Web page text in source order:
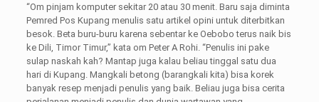
“Om pinjam komputer sekitar 20 atau 30 menit. Baru saja diminta
Pemred Pos Kupang menulis satu artikel opini untuk diterbitkan
besok. Beta buru-buru karena sebentar ke Oebobo terus naik bis
ke Dili, Timor Timur,” kata om Peter A Rohi. “Penulis ini pake
sulap naskah kah? Mantap juga kalau beliau tinggal satu dua
hari di Kupang. Mangkali betong (barangkali kita) bisa korek
banyak resep menjadi penulis yang baik. Beliau juga bisa cerita